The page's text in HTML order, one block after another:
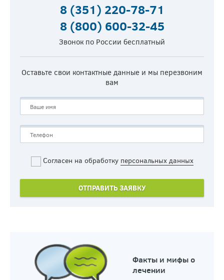
8 (351) 220-78-71
8 (800) 600-32-45
Звонок по России бесплатный
Оставьте свои контактные данные и мы перезвоним
вам
Согласен на обработку персональных данных
Факты и мифы о
лечении